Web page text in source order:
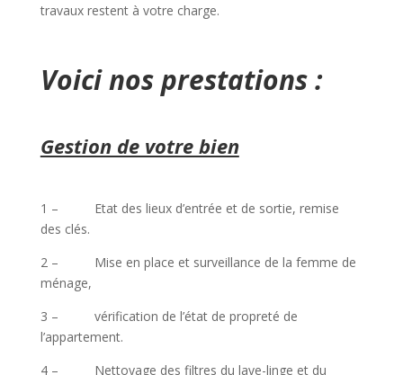
travaux restent à votre charge.
Voici nos prestations :
Gestion de votre bien
1 – Etat des lieux d’entrée et de sortie, remise
des clés.
2 – Mise en place et surveillance de la femme de
ménage,
3 – vérification de l’état de propreté de
l’appartement.
4 – Nettoyage des filtres du lave-linge et du